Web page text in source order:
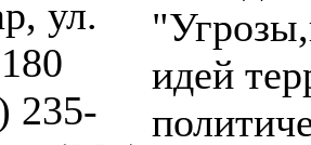
ул.
235-
идей